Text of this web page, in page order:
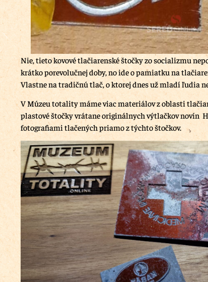
Nie, tieto kovové tlačiarenské štočky zo socializmu
krátko porevolučnej doby, no ide o pamiatku na
Vlastne na tradičnú tlač, o ktorej dnes už mladí ľudia
V Múzeu totality máme viac materiálov z oblasti
plastové štočky vrátane originálnych výtlačkov novín
fotografiami tlačených priamo z týchto štočkov.